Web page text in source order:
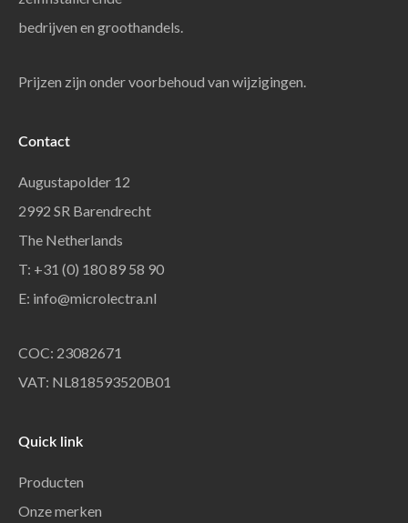
bedrijven en groothandels.
Prijzen zijn onder voorbehoud van wijzigingen.
Contact
Augustapolder 12
2992 SR Barendrecht
The Netherlands
T: +31 (0) 180 89 58 90
E: info@microlectra.nl
COC: 23082671
VAT: NL818593520B01
Quick link
Producten
Onze merken